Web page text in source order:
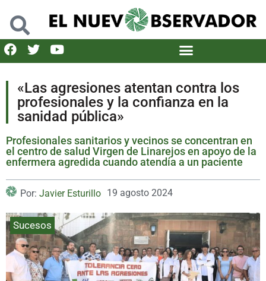
«Las agresiones atentan contra los
profesionales y la confianza en la
sanidad pública»
Profesionales sanitarios y vecinos se concentran en
el centro de salud Virgen de Linarejos en apoyo de la
enfermera agredida cuando atendía a un paciente
Por: Javier Esturillo 19 agosto 2024
Sucesos